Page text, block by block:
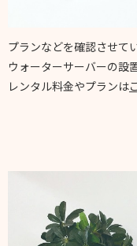
プランなどを確認させて
ウォーターサーバーの設
レンタル料金やプランは